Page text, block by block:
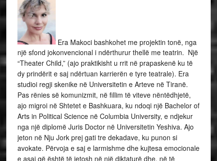
Era Makoci bashkohet me projektin tonë, nga
një sfond jokonvencional i ndërthurur thellë me teatrin. Një
“Theater Child,” (ajo praktikisht u rrit në prapaskenë ku të
dy prindërit e saj ndërtuan karrierën e tyre teatrale). Era
studioi regji skenike në Universitetin e Arteve në Tiranë.
Pas rënies së komunizmit, në fillim të viteve nëntëdhjetë,
ajo migroi në Shtetet e Bashkuara, ku ndoqi një Bachelor of
Arts in Political Science në Columbia University, e ndjekur
nga një diplomë Juris Doctor në Universitetin Yeshiva. Ajo
jeton në Nju Jork prej gati tre dekadave, ku punon si
avokate. Përvoja e saj e larmishme dhe kujtesa emocionale
e asaj që është të jetosh në një diktaturë dhe, në të